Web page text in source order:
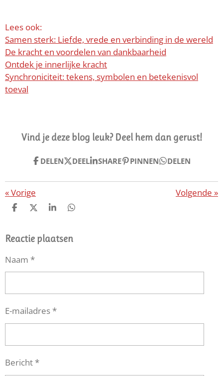
Lees ook:
Samen sterk: Liefde, vrede en verbinding in de wereld
De kracht en voordelen van dankbaarheid
Ontdek je innerlijke kracht
Synchroniciteit: tekens, symbolen en betekenisvol
toeval
Vind je deze blog leuk? Deel hem dan gerust!
DELEN DEEL SHARE PINNEN DELEN
«Vorige Volgende »
D
E
N
D
L
S
R
E
D
E
N
Reactie plaatsen
Naam *
E-mailadres *
Bericht *